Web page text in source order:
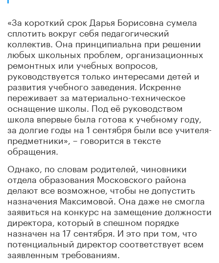
«За короткий срок Дарья Борисовна сумела
сплотить вокруг себя педагогический
коллектив. Она принципиальна при решении
любых школьных проблем, организационных
ремонтных или учебных вопросов,
руководствуется только интересами детей и
развития учебного заведения. Искренне
переживает за материально-техническое
оснащение школы. Под её руководством
школа впервые была готова к учебному году,
за долгие годы на 1 сентября были все учителя-
предметники», – говорится в тексте
обращения.
Однако, по словам родителей, чиновники
отдела образования Московского района
делают все возможное, чтобы не допустить
назначения Максимовой. Она даже не смогла
заявиться на конкурс на замещение должности
директора, который в спешном порядке
назначен на 17 сентября. И это при том, что
потенциальный директор соответствует всем
заявленным требованиям.